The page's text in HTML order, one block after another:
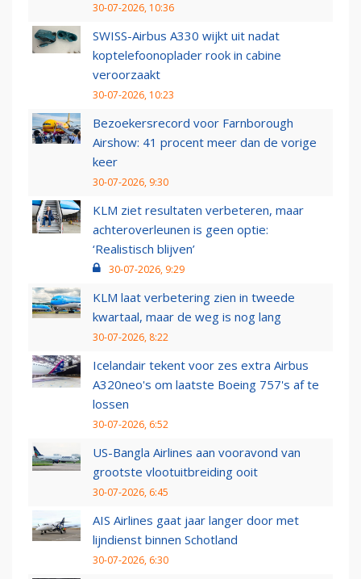
30-07-2026, 10:36
SWISS-Airbus A330 wijkt uit nadat
koptelefoonoplader rook in cabine
veroorzaakt
30-07-2026, 10:23
Bezoekersrecord voor Farnborough
Airshow: 41 procent meer dan de vorige
keer
30-07-2026, 9:30
KLM ziet resultaten verbeteren, maar
achteroverleunen is geen optie:
‘Realistisch blijven’
30-07-2026, 9:29
KLM laat verbetering zien in tweede
kwartaal, maar de weg is nog lang
30-07-2026, 8:22
Icelandair tekent voor zes extra Airbus
A320neo's om laatste Boeing 757's af te
lossen
30-07-2026, 6:52
US-Bangla Airlines aan vooravond van
grootste vlootuitbreiding ooit
30-07-2026, 6:45
AIS Airlines gaat jaar langer door met
lijndienst binnen Schotland
30-07-2026, 6:30